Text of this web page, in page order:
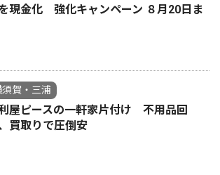
現金化 強化キャンペーン ８月20日ま
須賀・三浦
屋ピースの一軒家片付け 不用品回
買取りで圧倒安